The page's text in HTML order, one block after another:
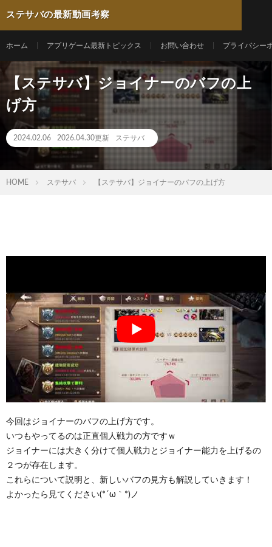
ステサバの最新動画考察
ホーム アプリゲーム最新トピックス お問い合わせ プライバシー
【ステサバ】ジョイナーのバフの上
げ方
2024.02.06 2026.04.30更新 ステサバ
HOME ステサバ 【ステサバ】ジョイナーのバフの上げ方
今回はジョイナーのバフの上げ方です。
いつもやってるのは正直個人戦力の方ですｗ
ジョイナーには大きく分けて個人戦力とジョイナー能力を上げるの
２つが存在します。
これらについて説明と、新しいバフの見方も解説していきます！
よかったら見てください(*´ω｀*)ノ